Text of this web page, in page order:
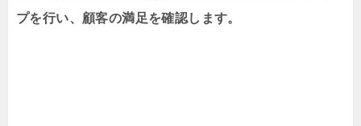
プを行い、顧客の満足を確認します。